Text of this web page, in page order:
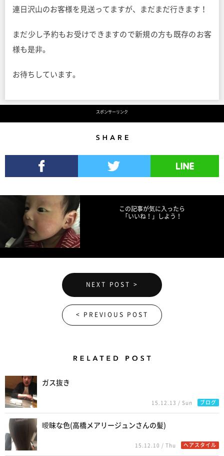
連日沢山のお客様を見送ってますが、まだまだ行きます！
まだ少し予約もお受けできますので新規の方も既存のお客
様も是非。
お待ちしています。
スポンサーリンク
この記事が気に入ったら
「いいね！」しよう！
NEXT POST >
< PREVIOUS POST
ガス抜き
15.12.13 / Sun ブログ
曖昧な色(高橋メアリージュンさんの髪)
15.12.10 / Thu ヘアスタイル